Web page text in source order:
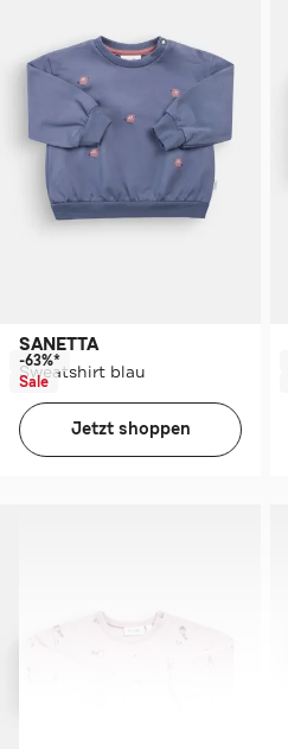
SANETTA
Sweatshirt blau
-63%*
Sale
Jetzt shoppen